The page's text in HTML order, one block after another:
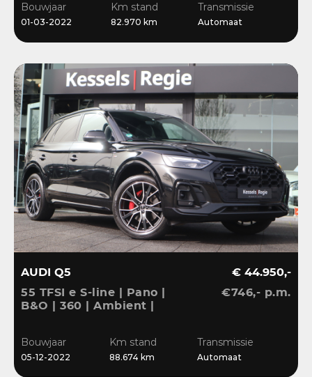
Bouwjaar
01-03-2022
Km stand
82.970 km
Transmissie
Automaat
AUDI Q5
55 TFSI e S-line | Pano |
B&O | 360 | Ambient |
€ 44.950,-
€746,- p.m.
Bouwjaar
05-12-2022
Km stand
88.674 km
Transmissie
Automaat